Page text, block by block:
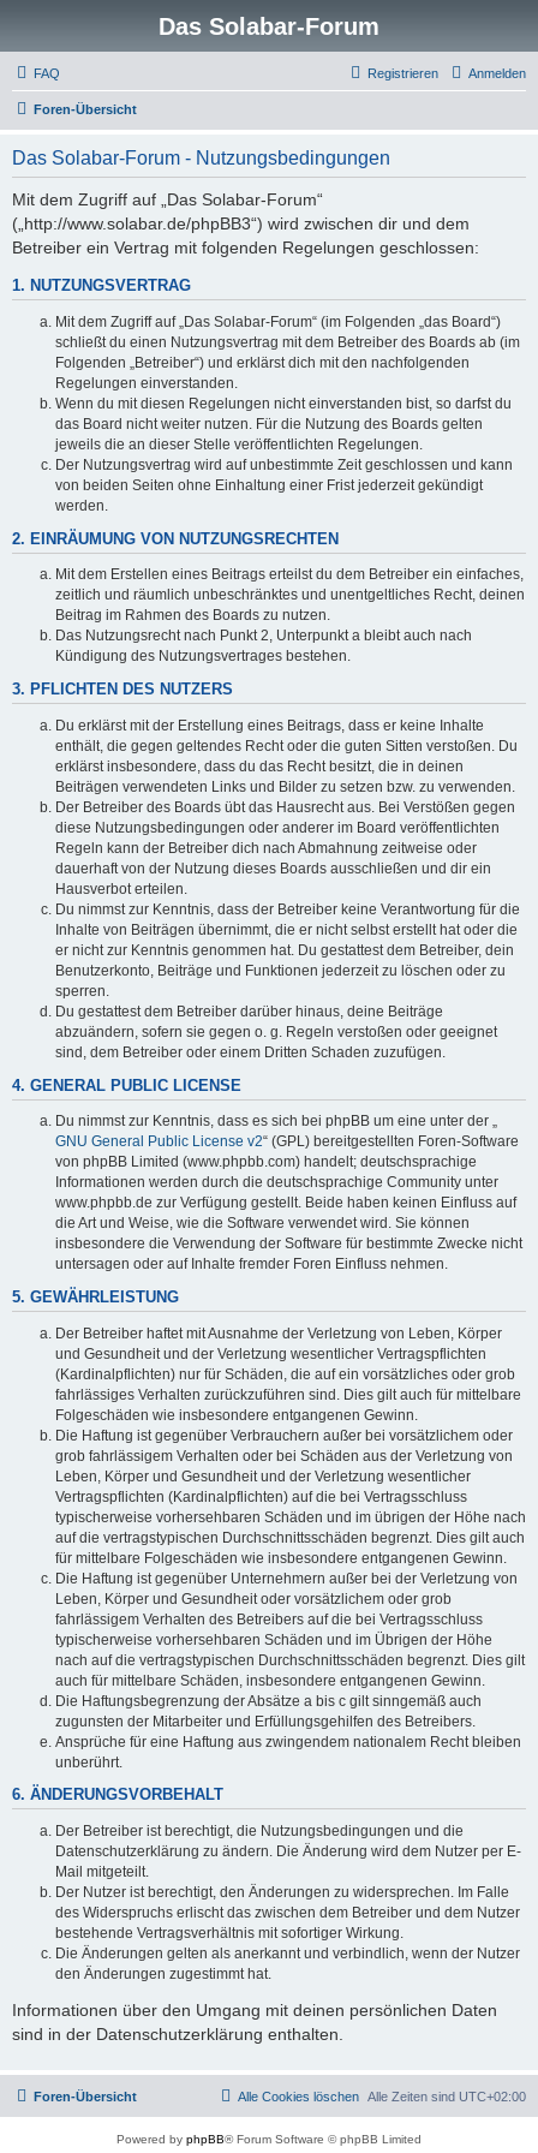
Das Solabar-Forum
FAQ Anmelden
Registrieren
Foren-Übersicht
Das Solabar-Forum - Nutzungsbedingungen
Mit dem Zugriff auf „Das Solabar-Forum“
(„http://www.solabar.de/phpBB3“) wird zwischen dir und dem
Betreiber ein Vertrag mit folgenden Regelungen geschlossen:
1. NUTZUNGSVERTRAG
Mit dem Zugriff auf „Das Solabar-Forum“ (im Folgenden „das Board“)
schließt du einen Nutzungsvertrag mit dem Betreiber des Boards ab (im
Folgenden „Betreiber“) und erklärst dich mit den nachfolgenden
Regelungen einverstanden.
Wenn du mit diesen Regelungen nicht einverstanden bist, so darfst du
das Board nicht weiter nutzen. Für die Nutzung des Boards gelten
jeweils die an dieser Stelle veröffentlichten Regelungen.
Der Nutzungsvertrag wird auf unbestimmte Zeit geschlossen und kann
von beiden Seiten ohne Einhaltung einer Frist jederzeit gekündigt
werden.
2. EINRÄUMUNG VON NUTZUNGSRECHTEN
Mit dem Erstellen eines Beitrags erteilst du dem Betreiber ein einfaches,
zeitlich und räumlich unbeschränktes und unentgeltliches Recht, deinen
Beitrag im Rahmen des Boards zu nutzen.
Das Nutzungsrecht nach Punkt 2, Unterpunkt a bleibt auch nach
Kündigung des Nutzungsvertrages bestehen.
3. PFLICHTEN DES NUTZERS
Du erklärst mit der Erstellung eines Beitrags, dass er keine Inhalte
enthält, die gegen geltendes Recht oder die guten Sitten verstoßen. Du
erklärst insbesondere, dass du das Recht besitzt, die in deinen
Beiträgen verwendeten Links und Bilder zu setzen bzw. zu verwenden.
Der Betreiber des Boards übt das Hausrecht aus. Bei Verstößen gegen
diese Nutzungsbedingungen oder anderer im Board veröffentlichten
Regeln kann der Betreiber dich nach Abmahnung zeitweise oder
dauerhaft von der Nutzung dieses Boards ausschließen und dir ein
Hausverbot erteilen.
Du nimmst zur Kenntnis, dass der Betreiber keine Verantwortung für die
Inhalte von Beiträgen übernimmt, die er nicht selbst erstellt hat oder die
er nicht zur Kenntnis genommen hat. Du gestattest dem Betreiber, dein
Benutzerkonto, Beiträge und Funktionen jederzeit zu löschen oder zu
sperren.
Du gestattest dem Betreiber darüber hinaus, deine Beiträge
abzuändern, sofern sie gegen o. g. Regeln verstoßen oder geeignet
sind, dem Betreiber oder einem Dritten Schaden zuzufügen.
4. GENERAL PUBLIC LICENSE
Du nimmst zur Kenntnis, dass es sich bei phpBB um eine unter der „
GNU General Public License v2“ (GPL) bereitgestellten Foren-Software
von phpBB Limited (www.phpbb.com) handelt; deutschsprachige
Informationen werden durch die deutschsprachige Community unter
www.phpbb.de zur Verfügung gestellt. Beide haben keinen Einfluss auf
die Art und Weise, wie die Software verwendet wird. Sie können
insbesondere die Verwendung der Software für bestimmte Zwecke nicht
untersagen oder auf Inhalte fremder Foren Einfluss nehmen.
5. GEWÄHRLEISTUNG
Der Betreiber haftet mit Ausnahme der Verletzung von Leben, Körper
und Gesundheit und der Verletzung wesentlicher Vertragspflichten
(Kardinalpflichten) nur für Schäden, die auf ein vorsätzliches oder grob
fahrlässiges Verhalten zurückzuführen sind. Dies gilt auch für mittelbare
Folgeschäden wie insbesondere entgangenen Gewinn.
Die Haftung ist gegenüber Verbrauchern außer bei vorsätzlichem oder
grob fahrlässigem Verhalten oder bei Schäden aus der Verletzung von
Leben, Körper und Gesundheit und der Verletzung wesentlicher
Vertragspflichten (Kardinalpflichten) auf die bei Vertragsschluss
typischerweise vorhersehbaren Schäden und im übrigen der Höhe nach
auf die vertragstypischen Durchschnittsschäden begrenzt. Dies gilt auch
für mittelbare Folgeschäden wie insbesondere entgangenen Gewinn.
Die Haftung ist gegenüber Unternehmern außer bei der Verletzung von
Leben, Körper und Gesundheit oder vorsätzlichem oder grob
fahrlässigem Verhalten des Betreibers auf die bei Vertragsschluss
typischerweise vorhersehbaren Schäden und im Übrigen der Höhe
nach auf die vertragstypischen Durchschnittsschäden begrenzt. Dies gilt
auch für mittelbare Schäden, insbesondere entgangenen Gewinn.
Die Haftungsbegrenzung der Absätze a bis c gilt sinngemäß auch
zugunsten der Mitarbeiter und Erfüllungsgehilfen des Betreibers.
Ansprüche für eine Haftung aus zwingendem nationalem Recht bleiben
unberührt.
6. ÄNDERUNGSVORBEHALT
Der Betreiber ist berechtigt, die Nutzungsbedingungen und die
Datenschutzerklärung zu ändern. Die Änderung wird dem Nutzer per E-
Mail mitgeteilt.
Der Nutzer ist berechtigt, den Änderungen zu widersprechen. Im Falle
des Widerspruchs erlischt das zwischen dem Betreiber und dem Nutzer
bestehende Vertragsverhältnis mit sofortiger Wirkung.
Die Änderungen gelten als anerkannt und verbindlich, wenn der Nutzer
den Änderungen zugestimmt hat.
Informationen über den Umgang mit deinen persönlichen Daten
sind in der Datenschutzerklärung enthalten.
Foren-Übersicht Alle Zeiten sind UTC+02:00
Alle Cookies löschen
Powered by phpBB® Forum Software © phpBB Limited